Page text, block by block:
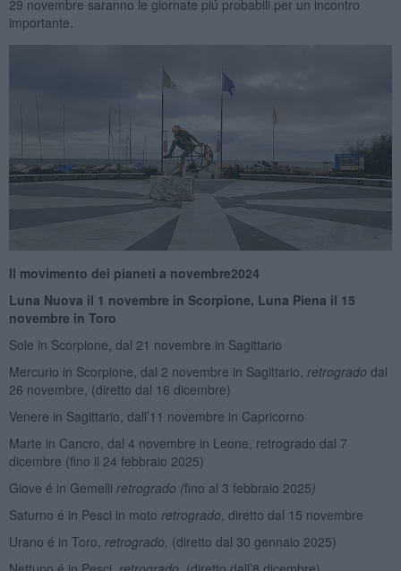
29 novembre saranno le giornate piú probabili per un incontro
importante.
Il movimento dei pianeti a novembre2024
Luna Nuova il 1 novembre in Scorpione, Luna Piena il 15
novembre in Toro
Sole in Scorpione, dal 21 novembre in Sagittario
Mercurio in Scorpione, dal 2 novembre in Sagittario, retrogrado dal
26 novembre, (diretto dal 16 dicembre)
Venere in Sagittario, dall’11 novembre in Capricorno
Marte in Cancro, dal 4 novembre in Leone, retrogrado dal 7
dicembre (fino il 24 febbraio 2025)
Giove é in Gemelli retrogrado (fino al 3 febbraio 2025)
Saturno é in Pesci in moto retrogrado , diretto dal 15 novembre
Urano é in Toro, retrogrado, (diretto dal 30 gennaio 2025)